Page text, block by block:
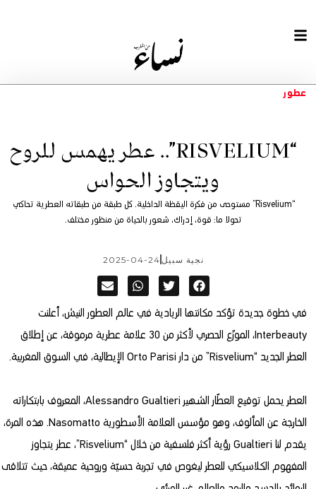
عطور
“RISVELIUM”.. عطر يهمس للروح
ويتجاوز الحواس
“Risvelium” مستوحى من فكرة اليقظة الداخلية. كل طبقة من طبقاته العطرية تحاكي
تحولا ما: قوة، إدراك، شعور بالحياة من منظور مختلف.
نجية سبيل 2025-04-24
في خطوة جديدة تؤكد مكانتها الريادية في عالم العطور النيش، أعلنت
Interbeauty، الموزّع الحصري لأكثر من 30 علامة عطرية مرموقة، عن إطلاق
العطر الجديد “Risvelium” من دار Orto Parisi الإيطالية، في السوق المغربية.
العطر يحمل توقيع العطّار الشهير Alessandro Gualtieri، المعروف بابتكاراته
الخارجة عن المألوف، وهو مؤسس العلامة الأسطورية Nasomatto. هذه المرة،
يقدم لنا Gualtieri رؤية أكثر فلسفية من خلال “Risvelium”، عطر يتجاوز
المفهوم الكلاسيكي للعطر ليغوص في تجربة حسيّة وروحية عميقة، حيث تتلاقى